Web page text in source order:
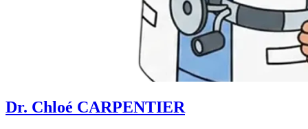
Dr. Chloé CARPENTIER